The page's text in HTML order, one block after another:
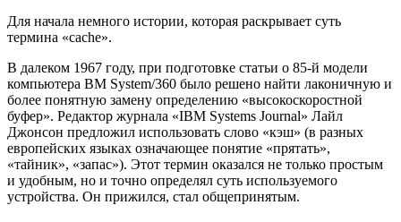
Для начала немного истории, которая раскрывает суть
термина «cache».
В далеком 1967 году, при подготовке статьи о 85-й модели
компьютера BM System/360 было решено найти лаконичную и
более понятную замену определению «высокоскоростной
буфер». Редактор журнала «IBM Systems Journal» Лайл
Джонсон предложил использовать слово «кэш» (в разных
европейских языках означающее понятие «прятать»,
«тайник», «запас»). Этот термин оказался не только простым
и удобным, но и точно определял суть используемого
устройства. Он прижился, стал общепринятым.